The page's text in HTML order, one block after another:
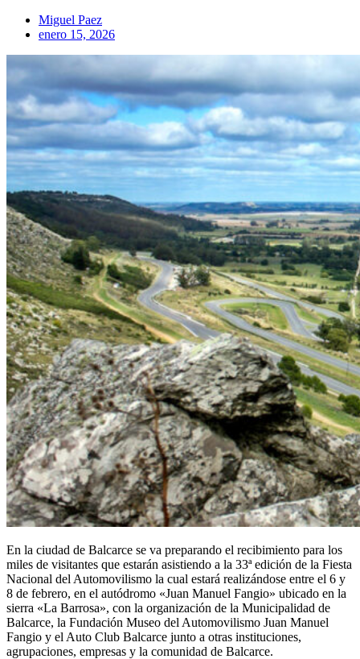
Miguel Paez
enero 15, 2026
En la ciudad de Balcarce se va preparando el recibimiento para los
miles de visitantes que estarán asistiendo a la 33ª edición de la Fiesta
Nacional del Automovilismo la cual estará realizándose entre el 6 y
8 de febrero, en el autódromo «Juan Manuel Fangio» ubicado en la
sierra «La Barrosa», con la organización de la Municipalidad de
Balcarce, la Fundación Museo del Automovilismo Juan Manuel
Fangio y el Auto Club Balcarce junto a otras instituciones,
agrupaciones, empresas y la comunidad de Balcarce.